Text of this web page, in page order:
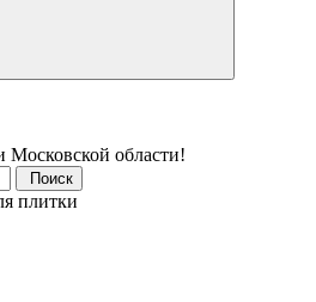
области!
Поиск
плитки